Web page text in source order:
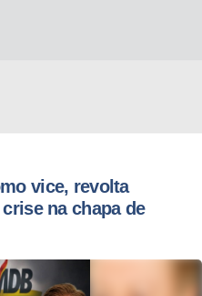
vice, revolta
na chapa de